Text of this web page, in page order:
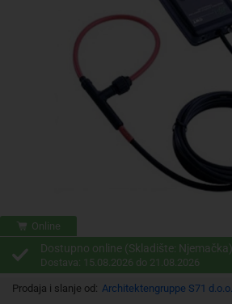
Online
Dostupno online (Skladište: Njemačka)
Dostava: 15.08.2026 do 21.08.2026
Prodaja i slanje od: Architektengruppe S71 d.o.o.